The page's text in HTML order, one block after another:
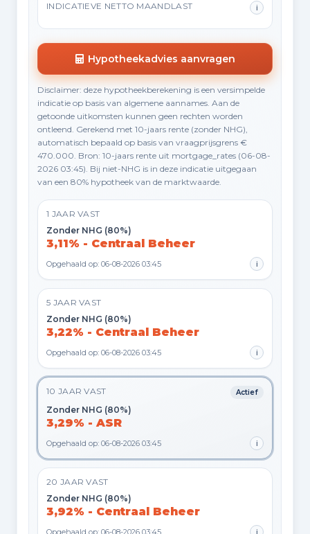
INDICATIEVE NETTO MAANDLAST i
Hypotheekadvies aanvragen
Disclaimer: deze hypotheekberekening is een versimpelde
indicatie op basis van algemene aannames. Aan de
getoonde uitkomsten kunnen geen rechten worden
ontleend. Gerekend met 10-jaars rente (zonder NHG),
automatisch bepaald op basis van vraagprijsgrens €
470.000. Bron: 10-jaars rente uit mortgage_rates (06-08-
2026 03:45). Bij niet-NHG is in deze indicatie uitgegaan
van een 80% hypotheek van de marktwaarde.
1 JAAR VAST
Zonder NHG (80%)
3,11% - Centraal Beheer
Opgehaald op: 06-08-2026 03:45 i
5 JAAR VAST
Zonder NHG (80%)
3,22% - Centraal Beheer
Opgehaald op: 06-08-2026 03:45 i
10 JAAR VAST Actief
Zonder NHG (80%)
3,29% - ASR
Opgehaald op: 06-08-2026 03:45 i
20 JAAR VAST
Zonder NHG (80%)
3,92% - Centraal Beheer
Opgehaald op: 06-08-2026 03:45 i